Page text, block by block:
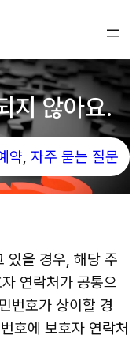
지 않아요.
약, 자주 묻는 질문
있을 경우, 해당 주
연락처가 공통으
번호가 상이할 경
호에 보호자 연락처